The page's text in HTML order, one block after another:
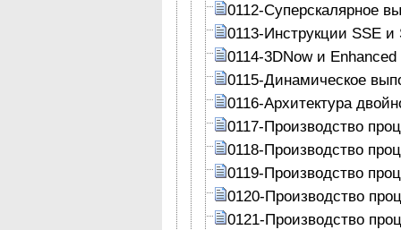
0112-Суперскалярное
0113-Инструкции SSE и
0114-3DNow и Enhanced
0115-Динамическое
0116-Архитектура
0117-Производство
0118-Производство
0119-Производство
0120-Производство
0121-Производство